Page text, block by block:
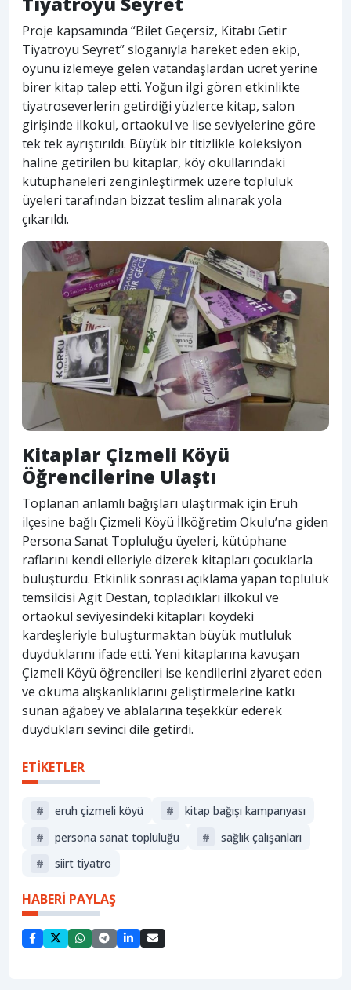
Proje kapsamında “Bilet Geçersiz, Kitabı Getir
Tiyatroyu Seyret” sloganıyla hareket eden ekip,
oyunu izlemeye gelen vatandaşlardan ücret yerine
birer kitap talep etti. Yoğun ilgi gören etkinlikte
tiyatroseverlerin getirdiği yüzlerce kitap, salon
girişinde ilkokul, ortaokul ve lise seviyelerine göre
tek tek ayrıştırıldı. Büyük bir titizlikle koleksiyon
haline getirilen bu kitaplar, köy okullarındaki
kütüphaneleri zenginleştirmek üzere topluluk
üyeleri tarafından bizzat teslim alınarak yola
çıkarıldı.
Kitaplar Çizmeli Köyü
Öğrencilerine Ulaştı
Toplanan anlamlı bağışları ulaştırmak için Eruh
ilçesine bağlı Çizmeli Köyü İlköğretim Okulu’na giden
Persona Sanat Topluluğu üyeleri, kütüphane
raflarını kendi elleriyle dizerek kitapları çocuklarla
buluşturdu. Etkinlik sonrası açıklama yapan topluluk
temsilcisi Agit Destan, topladıkları ilkokul ve
ortaokul seviyesindeki kitapları köydeki
kardeşleriyle buluşturmaktan büyük mutluluk
duyduklarını ifade etti. Yeni kitaplarına kavuşan
Çizmeli Köyü öğrencileri ise kendilerini ziyaret eden
ve okuma alışkanlıklarını geliştirmelerine katkı
sunan ağabey ve ablalarına teşekkür ederek
duydukları sevinci dile getirdi.
ETİKETLER
# eruh çizmeli köyü #
kitap bağışı kampanyası
#
persona sanat topluluğu #
sağlık çalışanları
#
siirt tiyatro
HABERİ PAYLAŞ